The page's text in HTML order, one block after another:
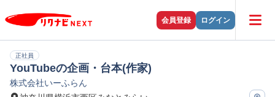
会員登録 ログイン
正社員
YouTubeの企画・台本(作家)
株式会社いーふらん